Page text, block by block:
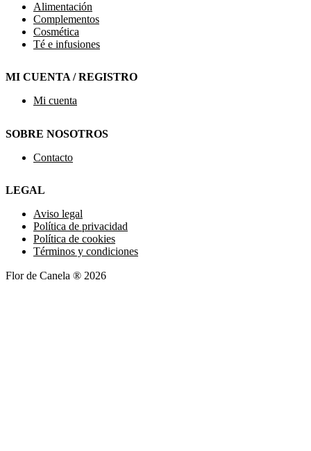
Alimentación
Complementos
Cosmética
Té e infusiones
MI CUENTA / REGISTRO
Mi cuenta
SOBRE NOSOTROS
Contacto
LEGAL
Aviso legal
Política de privacidad
Política de cookies
Términos y condiciones
Flor de Canela ® 2026